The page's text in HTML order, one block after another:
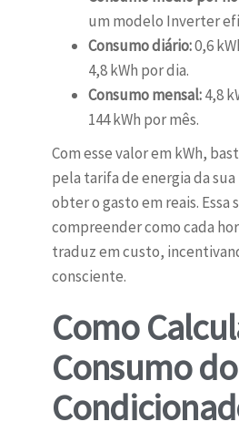
um modelo Inverter
Consumo diário:0,6
4,8 kWh por dia.
Consumo mensal:4,8
144 kWh por mês.
Com esse valor em kWh,
pela tarifa de energia da
obter o gasto em reais. Essa
compreender como cada
traduz em custo,
consciente.
Como
Consumo